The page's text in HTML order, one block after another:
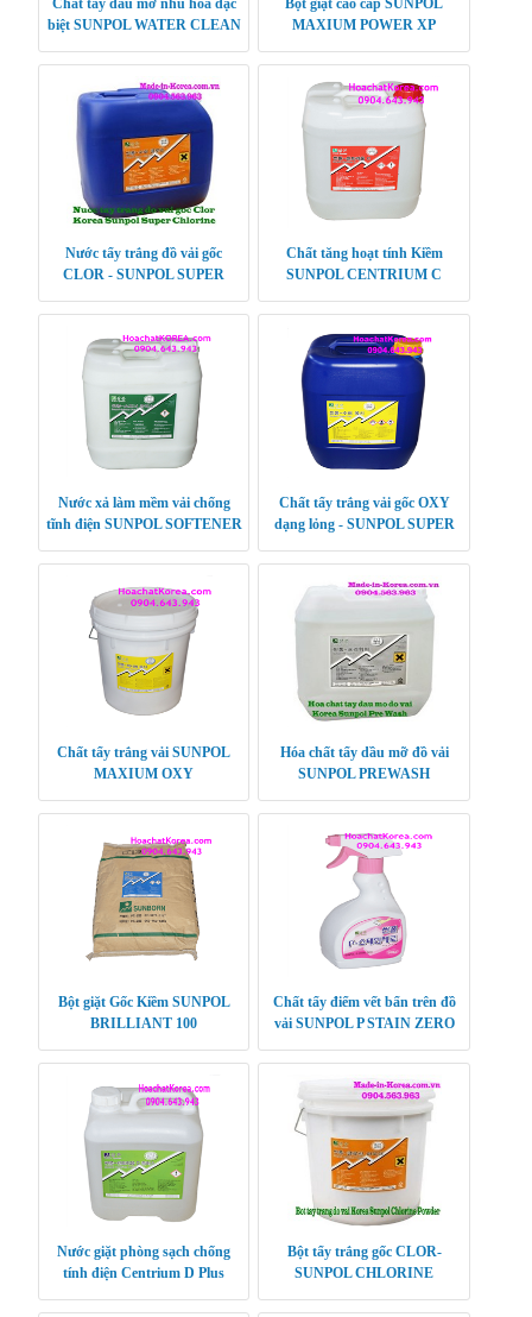
Chất tẩy dầu mỡ nhũ hóa đặc
biệt SUNPOL WATER CLEAN
Bột giặt cao cấp SUNPOL
MAXIUM POWER XP
Nước tẩy trắng đồ vải gốc
CLOR - SUNPOL SUPER
Chất tăng hoạt tính Kiềm
SUNPOL CENTRIUM C
Nước xả làm mềm vải chống
tĩnh điện SUNPOL SOFTENER
Chất tẩy trắng vải gốc OXY
dạng lỏng - SUNPOL SUPER
Chất tẩy trắng vải SUNPOL
MAXIUM OXY
Hóa chất tẩy dầu mỡ đồ vải
SUNPOL PREWASH
Bột giặt Gốc Kiềm SUNPOL
BRILLIANT 100
Chất tẩy điểm vết bẩn trên đồ
vải SUNPOL P STAIN ZERO
Nước giặt phòng sạch chống
tính điện Centrium D Plus
Bột tẩy trắng gốc CLOR-
SUNPOL CHLORINE